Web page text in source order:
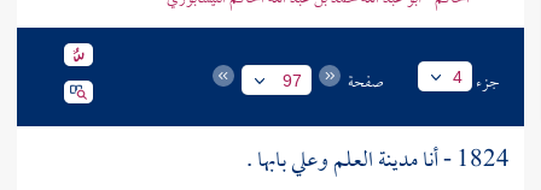
جزء 4 صفحة 97
1824 - أنا مدينة العلم وعليبابها .